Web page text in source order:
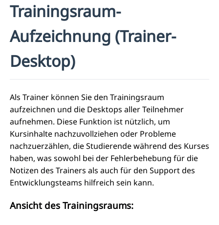
Trainingsraum-
Aufzeichnung (Trainer-
Desktop)
Als Trainer können Sie den Trainingsraum
aufzeichnen und die Desktops aller Teilnehmer
aufnehmen. Diese Funktion ist nützlich, um
Kursinhalte nachzuvollziehen oder Probleme
nachzuerzählen, die Studierende während des Kurses
haben, was sowohl bei der Fehlerbehebung für die
Notizen des Trainers als auch für den Support des
Entwicklungsteams hilfreich sein kann.
Ansicht des Trainingsraums: